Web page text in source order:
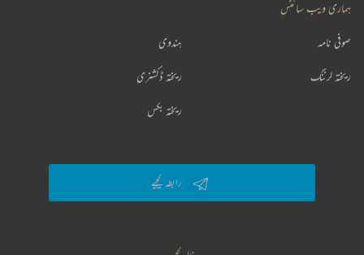
ہماری ویب سائٹس
ہندوی صوفی نامہ
ریختہ ڈکشنری ریختہ لرننگ
ریختہ بکس
رابطہ کیجیے